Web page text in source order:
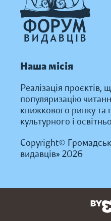
Наша місія
Реалізація проєктів,
популяризацію
книжкового ринку та
культурного і
Copyright©
видавців» 2026